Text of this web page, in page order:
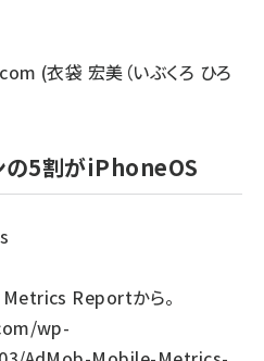
(衣袋 宏美（いぶくろ ひろ
の5割がiPhoneOS
Reportから。
wp-